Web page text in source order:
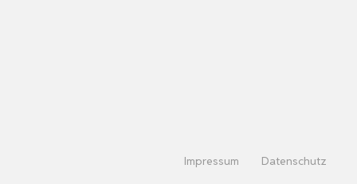
Impressum Datenschutz